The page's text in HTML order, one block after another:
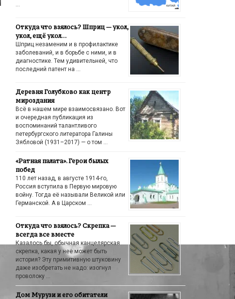
Откуда что взялось? Шприц — укол,
укол, ещё укол…
Шприц незаменим и в профилактике
заболеваний, и в борьбе с ними, и в
диагностике. Тем удивительней, что
последний патент на …
Деревня Голубково как центр
мироздания
Всё в нашем мире взаимосвязано. Вот
и очередная публикация из
воспоминаний талантливого
петербургского литератора Галины
Зябловой (1931–2017) — о том …
«Ратная палата». Герои былых
побед
110 лет назад, в августе 1914-го,
Россия вступила в Первую мировую
войну. Тогда её называли Великой или
Германской. А в Царском …
Откуда что взялось? Скрепка —
всегда все вместе
Казалось бы, обычная канцелярская
скрепка, какая у неё может быть
история? Эту примитивную штуковину
даже изобретать не надо: изогнул
проволоку …
Дом Мурузи и его обитатели